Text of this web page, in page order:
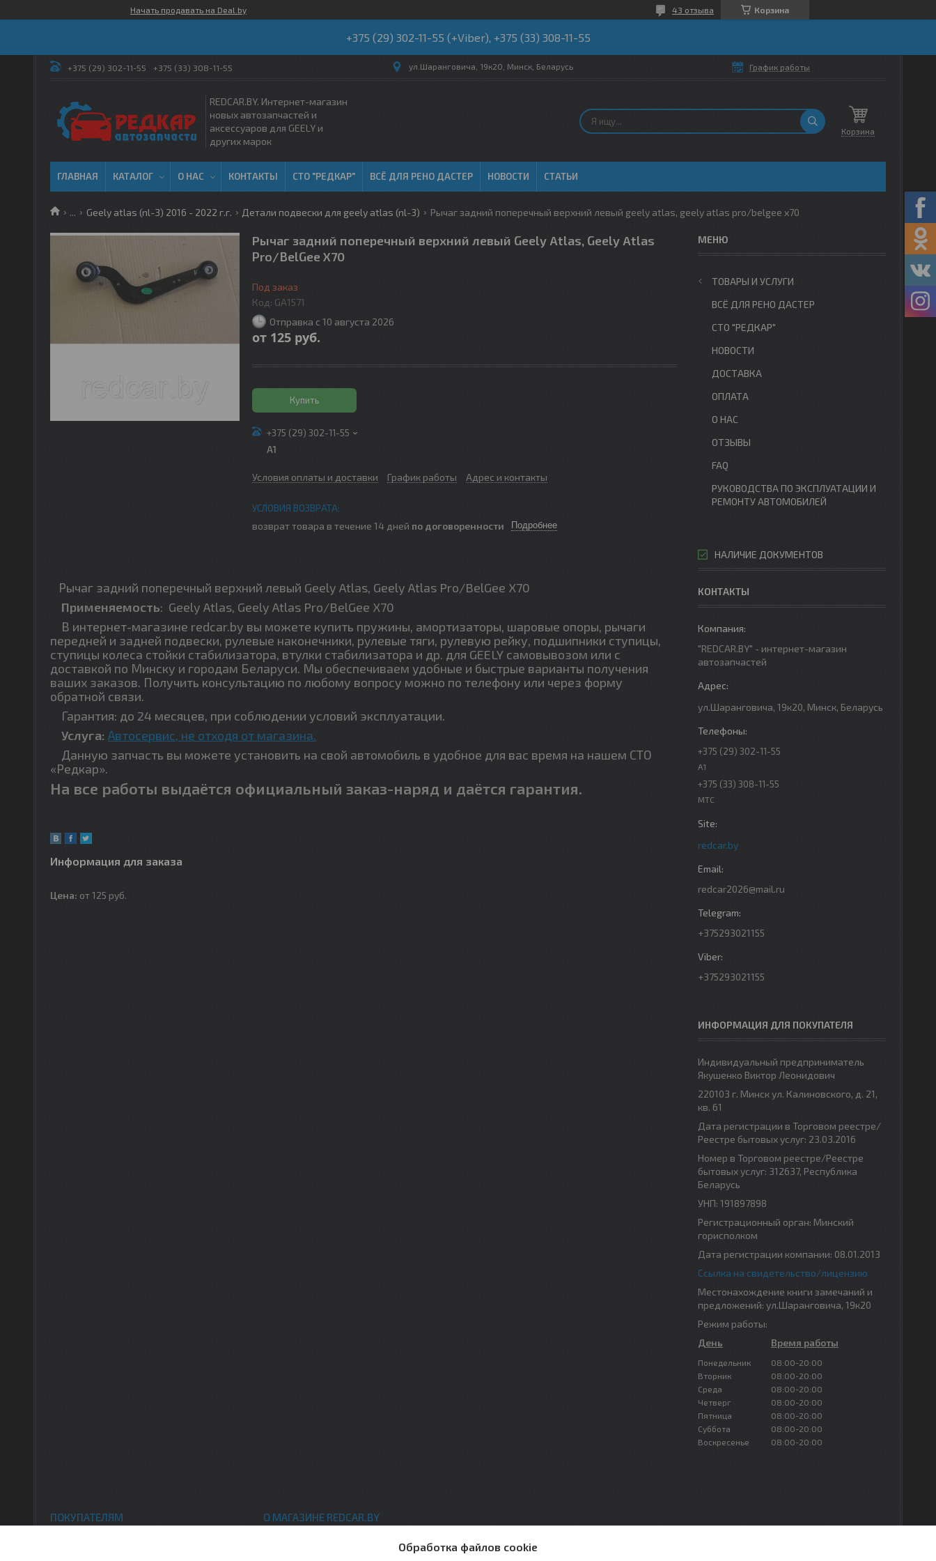
Начать продавать на Deal.by Корзина
43 отзыва
+375 (29) 302-11-55 (+Viber), +375 (33) 308-11-55
+375 (29) 302-11-55 +375 (33) 308-11-55 ул.Шаранговича, 19к20, Минск, Беларусь График работы
REDCAR.BY. Интернет-магазин
новых автозапчастей и
аксессуаров для GEELY и
других марок
Корзина
ГЛАВНАЯ КАТАЛОГ О НАС КОНТАКТЫ СТО "РЕДКАР" ВСЁ ДЛЯ РЕНО ДАСТЕР НОВОСТИ СТАТЬИ
... Geely atlas (nl-3) 2016 - 2022 г.г. Детали подвески для geely atlas (nl-3) Рычаг задний поперечный верхний левый geely atlas, geely atlas pro/belgee x70
Рычаг задний поперечный верхний левый Geely Atlas, Geely Atlas
Pro/BelGee X70
Под заказ
Код: GA1571
Отправка с 10 августа 2026
от 125 руб.
Купить
+375 (29) 302-11-55
A1
Условия оплаты и доставки График работы Адрес и контакты
возврат товара в течение 14 дней по договоренности Подробнее
Рычаг задний поперечный верхний левый Geely Atlas, Geely Atlas Pro/BelGee X70
Применяемость: Geely Atlas, Geely Atlas Pro/BelGee X70
В интернет-магазине redcar.by вы можете купить пружины, амортизаторы, шаровые опоры, рычаги
передней и задней подвески, рулевые наконечники, рулевые тяги, рулевую рейку, подшипники ступицы,
ступицы колеса стойки стабилизатора, втулки стабилизатора и др. для GEELY самовывозом или с
доставкой по Минску и городам Беларуси. Мы обеспечиваем удобные и быстрые варианты получения
ваших заказов. Получить консультацию по любому вопросу можно по телефону или через форму
обратной связи.
Гарантия: до 24 месяцев, при соблюдении условий эксплуатации.
Услуга: Автосервис, не отходя от магазина.
Данную запчасть вы можете установить на свой автомобиль в удобное для вас время на нашем СТО
«Редкар».
На все работы выдаётся официальный заказ-наряд и даётся гарантия.
Информация для заказа
Цена: от 125 руб.
ТОВАРЫ И УСЛУГИ
ВСЁ ДЛЯ РЕНО ДАСТЕР
СТО "РЕДКАР"
НОВОСТИ
ДОСТАВКА
ОПЛАТА
О НАС
ОТЗЫВЫ
FAQ
РУКОВОДСТВА ПО ЭКСПЛУАТАЦИИ И
РЕМОНТУ АВТОМОБИЛЕЙ
НАЛИЧИЕ ДОКУМЕНТОВ
КОНТАКТЫ
"REDCAR.BY" - интернет-магазин
автозапчастей
ул.Шаранговича, 19к20, Минск, Беларусь
+375 (29) 302-11-55
A1
+375 (33) 308-11-55
МТС
redcar.by
redcar2026@mail.ru
+375293021155
+375293021155
ИНФОРМАЦИЯ ДЛЯ ПОКУПАТЕЛЯ
Индивидуальный предприниматель
Якушенко Виктор Леонидович
220103 г. Минск ул. Калиновского, д. 21,
кв. 61
Дата регистрации в Торговом реестре/
Реестре бытовых услуг: 23.03.2016
Номер в Торговом реестре/Реестре
бытовых услуг: 312637, Республика
Беларусь
УНП: 191897898
Регистрационный орган: Минский
горисполком
Дата регистрации компании: 08.01.2013
Ссылка на свидетельство/лицензию
Местонахождение книги замечаний и
предложений: ул.Шаранговича, 19к20
Режим работы:
День
Время работы
Понедельник
08:00-20:00
Вторник
08:00-20:00
Среда
08:00-20:00
Четверг
08:00-20:00
Пятница
08:00-20:00
Суббота
08:00-20:00
Воскресенье
08:00-20:00
ПОКУПАТЕЛЯМ О МАГАЗИНЕ REDCAR.BY
Обработка файлов cookie